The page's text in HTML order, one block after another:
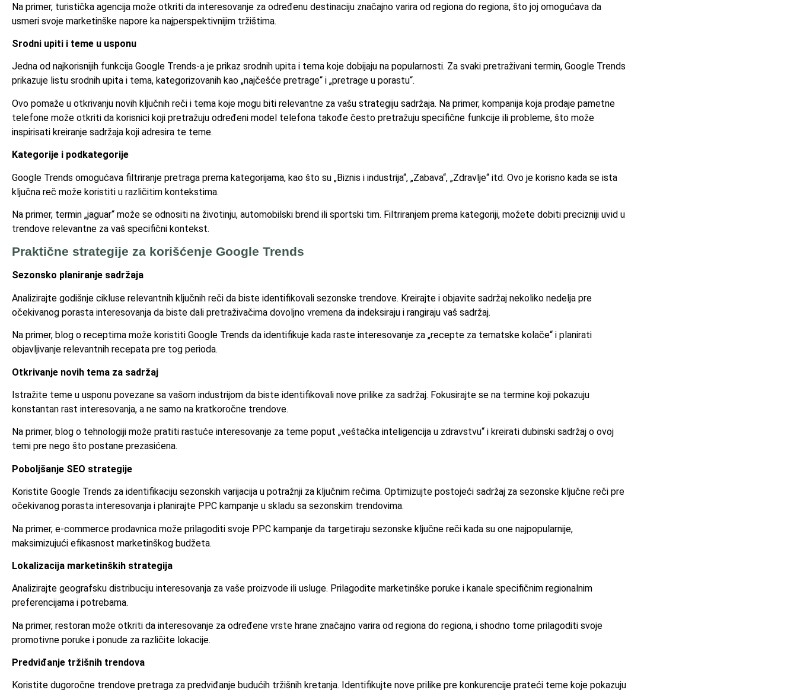
Na primer, turistička agencija može otkriti da interesovanje za određenu destinaciju značajno varira od regiona do regiona, što joj omogućava da
usmeri svoje marketinške napore ka najperspektivnijim tržištima.
Srodni upiti i teme u usponu
Jedna od najkorisnijih funkcija Google Trends-a je prikaz srodnih upita i tema koje dobijaju na popularnosti. Za svaki pretraživani termin, Google Trends
prikazuje listu srodnih upita i tema, kategorizovanih kao „najčešće pretrage“ i „pretrage u porastu“.
Ovo pomaže u otkrivanju novih ključnih reči i tema koje mogu biti relevantne za vašu strategiju sadržaja. Na primer, kompanija koja prodaje pametne
telefone može otkriti da korisnici koji pretražuju određeni model telefona takođe često pretražuju specifične funkcije ili probleme, što može
inspirisati kreiranje sadržaja koji adresira te teme.
Kategorije i podkategorije
Google Trends omogućava filtriranje pretraga prema kategorijama, kao što su „Biznis i industrija“, „Zabava“, „Zdravlje“ itd. Ovo je korisno kada se ista
ključna reč može koristiti u različitim kontekstima.
Na primer, termin „jaguar“ može se odnositi na životinju, automobilski brend ili sportski tim. Filtriranjem prema kategoriji, možete dobiti precizniji uvid u
trendove relevantne za vaš specifični kontekst.
Praktične strategije za korišćenje Google Trends
Sezonsko planiranje sadržaja
Analizirajte godišnje cikluse relevantnih ključnih reči da biste identifikovali sezonske trendove. Kreirajte i objavite sadržaj nekoliko nedelja pre
očekivanog porasta interesovanja da biste dali pretraživačima dovoljno vremena da indeksiraju i rangiraju vaš sadržaj.
Na primer, blog o receptima može koristiti Google Trends da identifikuje kada raste interesovanje za „recepte za tematske kolače“ i planirati
objavljivanje relevantnih recepata pre tog perioda.
Otkrivanje novih tema za sadržaj
Istražite teme u usponu povezane sa vašom industrijom da biste identifikovali nove prilike za sadržaj. Fokusirajte se na termine koji pokazuju
konstantan rast interesovanja, a ne samo na kratkoročne trendove.
Na primer, blog o tehnologiji može pratiti rastuće interesovanje za teme poput „veštačka inteligencija u zdravstvu“ i kreirati dubinski sadržaj o ovoj
temi pre nego što postane prezasićena.
Poboljšanje SEO strategije
Koristite Google Trends za identifikaciju sezonskih varijacija u potražnji za ključnim rečima. Optimizujte postojeći sadržaj za sezonske ključne reči pre
očekivanog porasta interesovanja i planirajte PPC kampanje u skladu sa sezonskim trendovima.
Na primer, e-commerce prodavnica može prilagoditi svoje PPC kampanje da targetiraju sezonske ključne reči kada su one najpopularnije,
maksimizujući efikasnost marketinškog budžeta.
Lokalizacija marketinških strategija
Analizirajte geografsku distribuciju interesovanja za vaše proizvode ili usluge. Prilagodite marketinške poruke i kanale specifičnim regionalnim
preferencijama i potrebama.
Na primer, restoran može otkriti da interesovanje za određene vrste hrane značajno varira od regiona do regiona, i shodno tome prilagoditi svoje
promotivne poruke i ponude za različite lokacije.
Predviđanje tržišnih trendova
Koristite dugoročne trendove pretraga za predviđanje budućih tržišnih kretanja. Identifikujte nove prilike pre konkurencije prateći teme koje pokazuju